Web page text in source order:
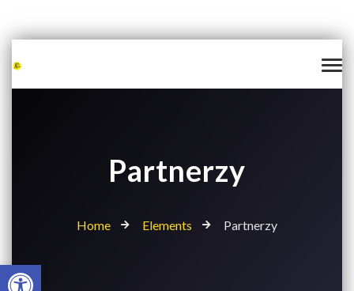
Open toolbar
Partnerzy
Home Elements Partnerzy